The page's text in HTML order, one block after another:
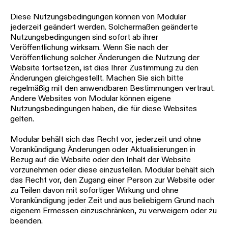
lineare
Beleuchtung
Neuheiten
Produktstorys
Ingenieure
Storys
Linear
Beleuchtung
Personalisierte
Werden
Einen
besuchen
QUICK-
Blättern Sie
Newsletter
abonnieren
Diese Nutzungsbedingungen können von Modular
jederzeit geändert werden. Solchermaßen geänderte
Nutzungsbedingungen sind sofort ab ihrer
Veröffentlichung wirksam. Wenn Sie nach der
Veröffentlichung solcher Änderungen die Nutzung der
Website fortsetzen, ist dies Ihrer Zustimmung zu den
Änderungen gleichgestellt. Machen Sie sich bitte
regelmäßig mit den anwendbaren Bestimmungen vertraut.
Andere Websites von Modular können eigene
Nutzungsbedingungen haben, die für diese Websites
gelten.
Modular behält sich das Recht vor, jederzeit und ohne
Vorankündigung Änderungen oder Aktualisierungen in
Bezug auf die Website oder den Inhalt der Website
vorzunehmen oder diese einzustellen. Modular behält sich
das Recht vor, den Zugang einer Person zur Website oder
zu Teilen davon mit sofortiger Wirkung und ohne
Vorankündigung jeder Zeit und aus beliebigem Grund nach
eigenem Ermessen einzuschränken, zu verweigern oder zu
beenden.